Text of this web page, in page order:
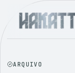
ARQUIVO